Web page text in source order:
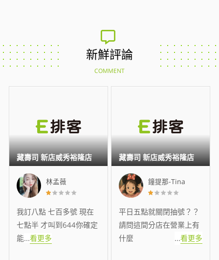
新鮮評論
COMMENT
林孟薇
我訂八點 七百多號 現在
七點半 才叫到644你確定
能...看更多
藏壽司 新店威秀裕隆店
鐘提那-Tina
平日五點就關閉抽號？？
請問這間分店在營業上有
什麼
...看更多
藏壽司 新店威秀裕隆店